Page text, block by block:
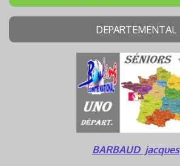
DEPARTEMENTAL
BARBAUD jacques